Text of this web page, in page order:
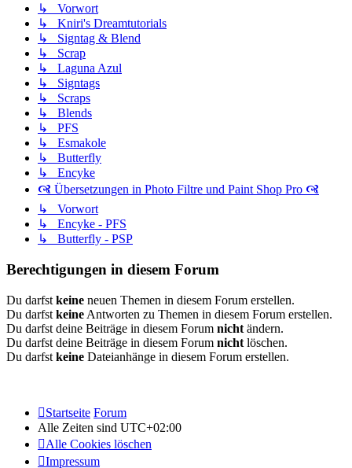
↳ Vorwort
↳ Kniri's Dreamtutorials
↳ Signtag & Blend
↳ Scrap
↳ Laguna Azul
↳ Signtags
↳ Scraps
↳ Blends
↳ PFS
↳ Esmakole
↳ Butterfly
↳ Encyke
🙧 Übersetzungen in Photo Filtre und Paint Shop Pro 🙧
↳ Vorwort
↳ Encyke - PFS
↳ Butterfly - PSP
Berechtigungen in diesem Forum
Du darfst keine neuen Themen in diesem Forum erstellen.
Du darfst keine Antworten zu Themen in diesem Forum erstellen.
Du darfst deine Beiträge in diesem Forum nicht ändern.
Du darfst deine Beiträge in diesem Forum nicht löschen.
Du darfst keine Dateianhänge in diesem Forum erstellen.
Startseite Forum
Alle Zeiten sind UTC+02:00
Alle Cookies löschen
Impressum